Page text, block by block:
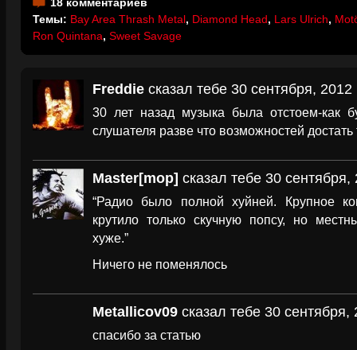
Темы: Bay Area Thrash Metal, Diamond Head, Lars Ulrich,
Ron Quintana, Sweet Savage
Freddie сказал тебе 30 сентября,
30 лет назад музыка была отстоем-как
слушателя разве что возможностей
Master[mop] сказал тебе 30
“Радио было полной хуйней. Крупное
крутило только скучную попсу, но
хуже.”
Ничего не поменялось
Metallicov09 сказал тебе 30
спасибо за статью